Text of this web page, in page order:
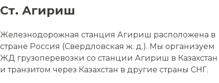
Ст. Агириш
Железнодорожная станция Агириш расположена в
стране Россия (Свердловская ж. д.). Мы организуем
ЖД грузоперевозки со станции Агириш в Казахстан
и транзитом через Казахстан в другие страны СНГ.